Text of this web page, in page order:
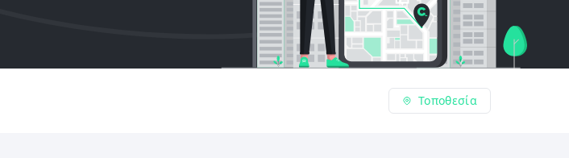
Τοποθεσία